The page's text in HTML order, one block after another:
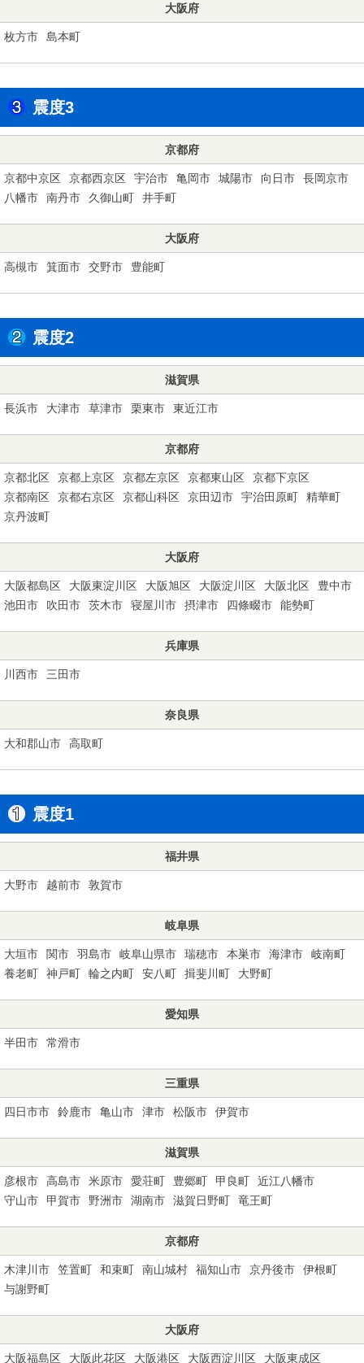
大阪府
枚方市 島本町
震度3
京都府
京都中京区 京都西京区 宇治市 亀岡市 城陽市 向日市
長岡京市
八幡市
南丹市 久御山町 井手町
大阪府
高槻市 箕面市 交野市 豊能町
震度2
滋賀県
長浜市 大津市 草津市 栗東市 東近江市
京都府
京都北区 京都上京区 京都左京区 京都東山区
京都下京区
京都南区
京都右京区 京都山科区 京田辺市 宇治田原町
精華町
京丹波町
大阪府
大阪都島区 大阪東淀川区 大阪旭区 大阪淀川区 大阪北区
豊中市
池田市
吹田市 茨木市 寝屋川市 摂津市 四條畷市 能勢町
兵庫県
川西市 三田市
奈良県
大和郡山市 高取町
震度1
福井県
大野市 越前市 敦賀市
岐阜県
大垣市 関市 羽島市 岐阜山県市 瑞穂市 本巣市 海津市
岐南町
養老町
神戸町 輪之内町 安八町 揖斐川町 大野町
愛知県
半田市 常滑市
三重県
四日市市 鈴鹿市 亀山市 津市 松阪市 伊賀市
滋賀県
彦根市 高島市 米原市 愛荘町 豊郷町 甲良町
近江八幡市
守山市
甲賀市 野洲市 湖南市 滋賀日野町 竜王町
京都府
木津川市 笠置町 和束町 南山城村 福知山市 京丹後市
伊根町
与謝野町
大阪府
大阪福島区 大阪此花区 大阪港区 大阪西淀川区 大阪東成区